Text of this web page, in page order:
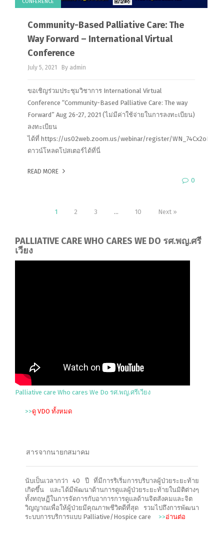
Community-Based Palliative Care: The
Way Forward – International Virtual
Conference
July 5, 2021 By admin
ขอเชิญร่วมประชุมวิชาการ International Virtual
Conference “Community-Based Palliative Care: The way
Forward” Aug 26-27, 2021 (ไม่มีค่าใช้จ่ายในการลงทะเบียน)
ลงทะเบียน
ได้ที่ https://us02web.zoom.us/webinar/register/
ดาวน์โหลดโปสเตอร์ได้ที่นี่
READ MORE
0
1 2 3 … 10 Next »
PALLIATIVE CARE WHO CARES WE DO รศ.พญ.ศรี
เวียง
Palliative care Who cares We Do รศ.พญ.ศรีเวียง
>>ดู VDO ทั้งหมด
สารจากนายกสมาคม
นับเป็นเวลากว่า 40 ปี ที่มีการริเริ่มการบริบาลผู้ป่วยระยะท้าย
เกิดขึ้น และได้มีพัฒนาด้านการดูแลผู้ป่วยระยะท้ายในมิติต่างๆ
ทั้งทฤษฏีในการจัดการกับอาการการดูแลด้านจิตสังคมและจิต
วิญญาณเพื่อให้ผู้ป่วยมีคุณภาพชีวิตดีที่สุด รวมไปถึงการพัฒนา
ระบบการบริการแบบ Palliative/Hospice care >>อ่านต่อ